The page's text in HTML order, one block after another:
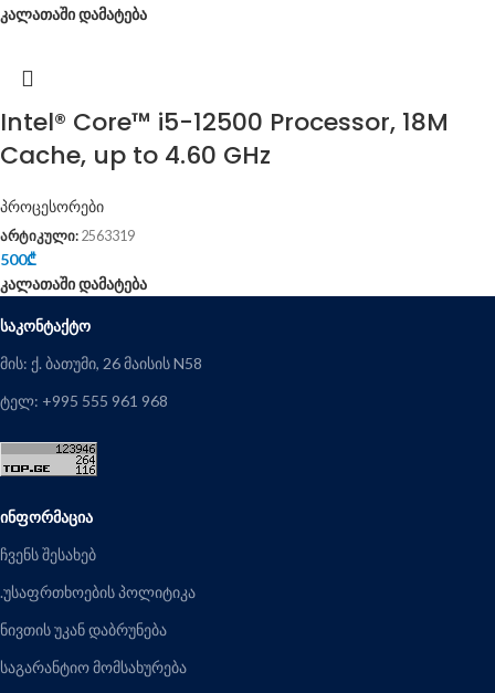
კალათაში დამატება
Intel® Core™ i5-12500 Processor, 18M
Cache, up to 4.60 GHz
პროცესორები
არტიკული: 2563319
500₾
კალათაში დამატება
ᲡᲐᲙᲝᲜᲢᲐᲥᲢᲝ
მის: ქ. ბათუმი, 26 მაისის N58
ტელ: +995 555 961 968
ᲘᲜᲤᲝᲠᲛᲐᲪᲘᲐ
ჩვენს შესახებ
.უსაფრთხოების პოლიტიკა
ნივთის უკან დაბრუნება
საგარანტიო მომსახურება